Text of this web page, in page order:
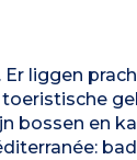
liggen
bossen en